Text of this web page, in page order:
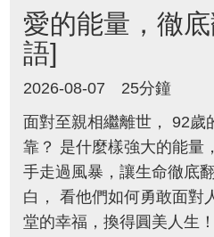
愛的能量，徹
語]
2026-08-07
25分鐘
面對至親相繼離世， 92歲
靠？ 是什麼樣強大的能量
手走過風暴，讓生命徹底
白， 看他們如何勇敢面對
堂的幸福，換得圓美人生！